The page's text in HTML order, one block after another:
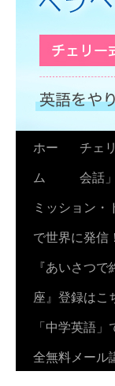
キ
ホー
ム
チェ
会話
ミッション
で世界に発信！
『あいさつ
座』登録はこ
「中学英語
全無料メール